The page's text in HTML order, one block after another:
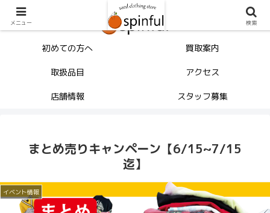
初めての方へ 買取案内
取扱品目 アクセス
店舗情報 スタッフ募集
まとめ売りキャンペーン【6/15~7/15
迄】
イベント情報
メニュー 検索